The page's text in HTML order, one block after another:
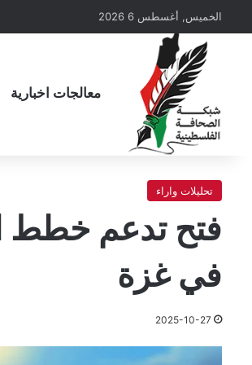
الخميس, أغسطس 6 2026
معالجات اخبارية
تحليلات واراء
فتح تدعم خطط
في غزة
2025-10-27